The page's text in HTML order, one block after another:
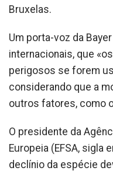
Bruxelas.
Um porta-voz da
internacionais, que
perigosos se forem
considerando que a
outros fatores, como
O presidente da
Europeia (EFSA, sigla
declínio da espécie